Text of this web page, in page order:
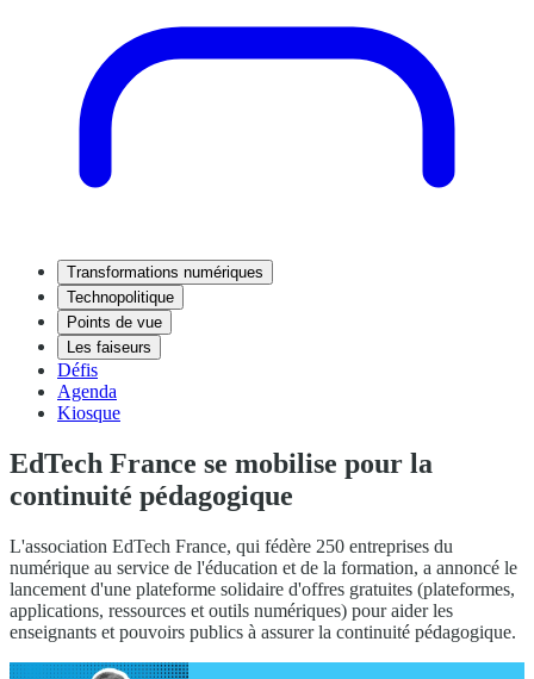
Transformations numériques
Technopolitique
Points de vue
Les faiseurs
Défis
Agenda
Kiosque
EdTech France se mobilise pour la
continuité pédagogique
L'association EdTech France, qui fédère 250 entreprises du
numérique au service de l'éducation et de la formation, a annoncé le
lancement d'une plateforme solidaire d'offres gratuites (plateformes,
applications, ressources et outils numériques) pour aider les
enseignants et pouvoirs publics à assurer la continuité pédagogique.